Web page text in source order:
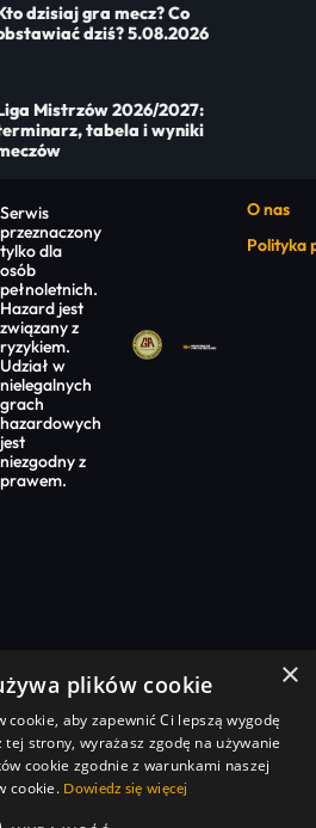
dzisiaj gra mecz? Co
dziś? 5.08.2026
Mistrzów 2026/2027:
tabela i wyniki
Serwis
przeznaczony
tylko dla
osób
pełnoletnich.
Hazard jest
związany z
ryzykiem.
Udział w
nielegalnych
grach
hazardowych
jest
niezgodny z
prawem.
O nas
Polityka
×
plików cookie
cookie, aby zapewnić Ci lepszą wygodę
strony, wyrażasz zgodę na używanie
cookie zgodnie z warunkami naszej
cookie. Dowiedz się więcej